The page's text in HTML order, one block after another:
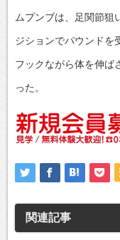
ムプンブは、足関節狙
ジションでパウンドを
フックながら体を伸ば
った。
関連記事